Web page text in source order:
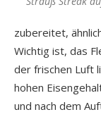
zubereitet,
Wichtig ist, das
der frischen Luft
hohen
und nach dem